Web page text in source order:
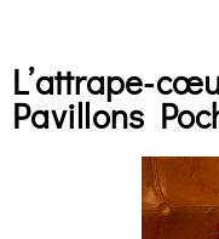
L’attrape-
Pavillons